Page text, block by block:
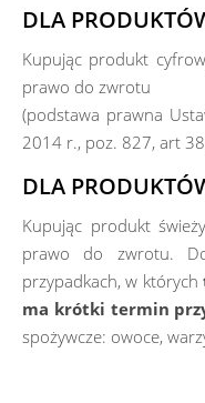
DLA
Kupując produkt cyfrowy akceptujesz, że nie przysługuje Ci
prawo do zwrotu
(podstawa prawna
2014 r., poz. 827, art
DLA
Kupując produkt
prawo do zwrotu.
przypadkach, w których
ma krótki termin
spożywcze: owoce,